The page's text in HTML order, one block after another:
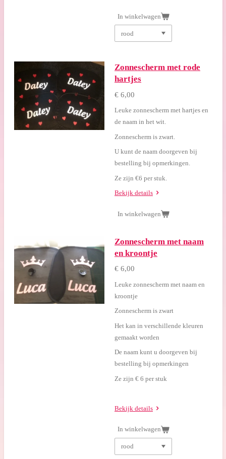
In winkelwagen
Zonnescherm met rode
hartjes
€ 6,00
Leuke zonnescherm met hartjes en
de naam in het wit.
Zonnescherm is zwart.
U kunt de naam doorgeven bij
bestelling bij opmerkingen.
Ze zijn €6 per stuk.
Bekijk details
In winkelwagen
Zonnescherm met naam
en kroontje
€ 6,00
Leuke zonnescherm met naam en
kroontje
Zonnescherm is zwart
Het kan in verschillende kleuren
gemaakt worden
De naam kunt u doorgeven bij
bestelling bij opmerkingen
Ze zijn € 6 per stuk
Bekijk details
In winkelwagen